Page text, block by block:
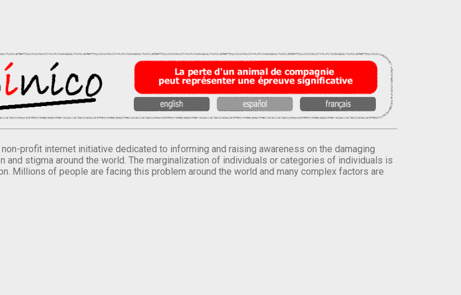
profit internet initiative dedicated to informing and raising awareness on the damaging
stigma around the world. The marginalization of individuals or categories of individuals is
Millions of people are facing this problem around the world and many complex factors are